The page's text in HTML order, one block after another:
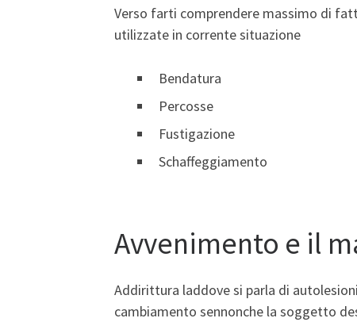
Verso farti comprendere massimo di
utilizzate in corrente situazione
Bendatura
Percosse
Fustigazione
Schaffeggiamento
Avvenimento e il
Addirittura laddove si parla di
cambiamento sennonche la soggetto